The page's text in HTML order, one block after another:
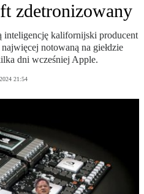
zdetronizowany
inteligencję kalifornijski producent
notowaną na giełdzie
dni wcześniej Apple.
21:54